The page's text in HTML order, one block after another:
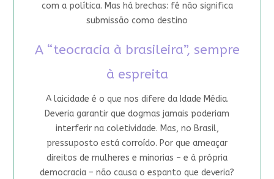
com a política. Mas há brechas: fé não significa
submissão como destino
A “teocracia à brasileira”, sempre
à espreita
A laicidade é o que nos difere da Idade Média.
Deveria garantir que dogmas jamais poderiam
interferir na coletividade. Mas, no Brasil,
pressuposto está corroído. Por que ameaçar
direitos de mulheres e minorias – e à própria
democracia – não causa o espanto que deveria?